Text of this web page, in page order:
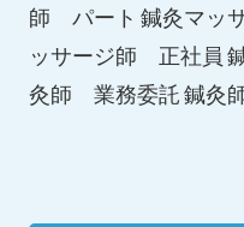
師 パート 鍼灸マッ
ッサージ師 正社員
灸師 業務委託鍼灸